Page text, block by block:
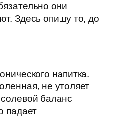
они
Здесь опишу то, до
напитка.
не утоляет
баланс
падает